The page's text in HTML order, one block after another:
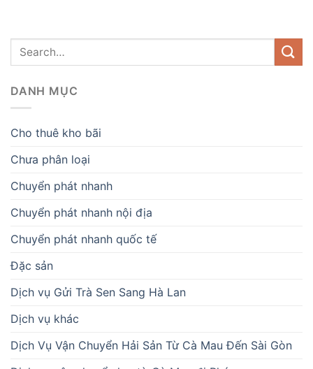
DANH MỤC
Cho thuê kho bãi
Chưa phân loại
Chuyển phát nhanh
Chuyển phát nhanh nội địa
Chuyển phát nhanh quốc tế
Đặc sản
Dịch vụ Gửi Trà Sen Sang Hà Lan
Dịch vụ khác
Dịch Vụ Vận Chuyển Hải Sản Từ Cà Mau Đến Sài Gòn